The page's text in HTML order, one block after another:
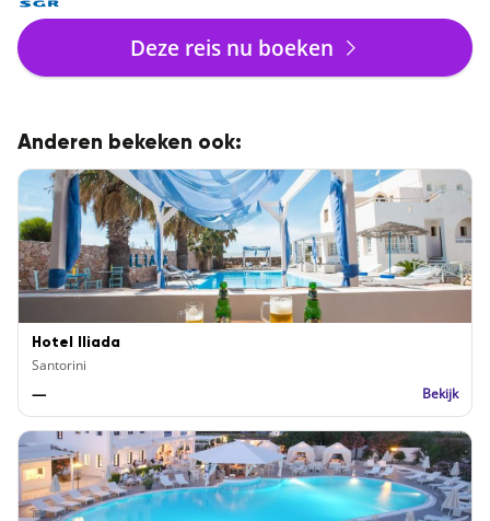
Deze reis nu boeken
Anderen bekeken ook:
Hotel Iliada
Santorini
— Bekijk